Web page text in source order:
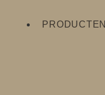
PRODUCTEN